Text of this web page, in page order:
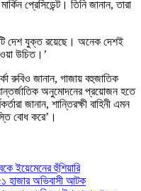
প্রেসিডেন্ট। তিনি জানান, তারা
দেশ যুক্ত রয়েছে। অনেক দেশই
উচিত।’
রুবিও জানান, গাজায় বহুজাতিক
আন্তর্জাতিক অনুমোদনের প্রয়োজন হতে
জানান, শান্তিরক্ষী বাহিনী এমন
বোধ করে’।
ইয়েমেনের হুঁশিয়ারি
হাজার অভিবাসী আটক